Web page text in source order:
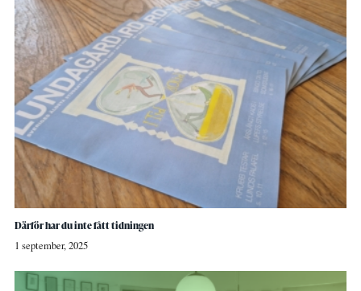
Därför har du inte fått tidningen
1 september, 2025